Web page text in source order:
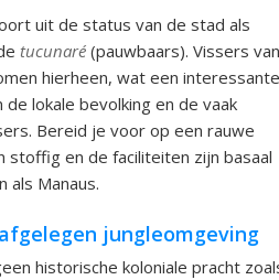
uit de status van de stad als
tucunaré (pauwbaars). Vissers van
hierheen, wat een interessante
lokale bevolking en de vaak
Bereid je voor op een rauwe
stoffig en de faciliteiten zijn basaal
als Manaus.
jungleomgeving
historische koloniale pracht